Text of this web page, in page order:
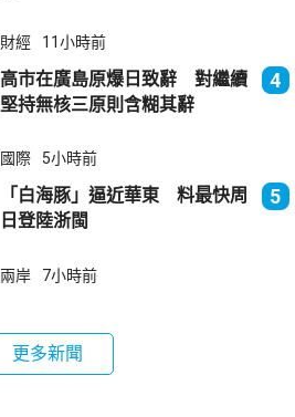
財經 11小時前
高市在廣島原爆日致辭 對繼續
堅持無核三原則含糊其辭
4
國際 5小時前
「白海豚」逼近華東 料最快周
日登陸浙閩
5
兩岸 7小時前
更多新聞